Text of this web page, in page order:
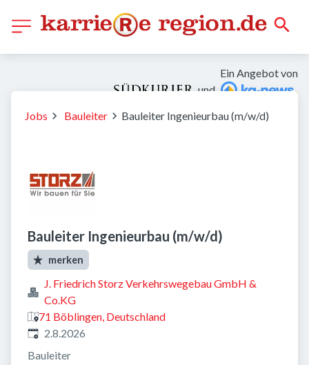
Ein Angebot von
und
Jobs
Bauleiter Bauleiter Ingenieurbau (m/w/d)
Bauleiter Ingenieurbau (m/w/d)
merken
J. Friedrich Storz Verkehrswegebau GmbH &
Co.KG
71 Böblingen, Deutschland
Veröffentlicht
2.8.2026
Bauleiter